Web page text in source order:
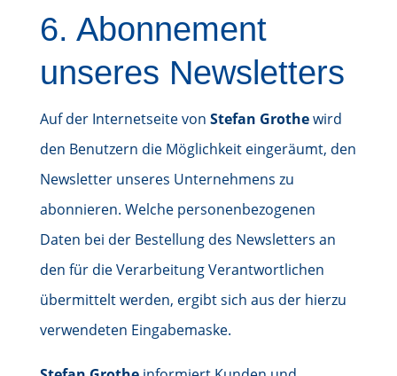
6. Abonnement
unseres Newsletters
Auf der Internetseite von Stefan Grothewird
den Benutzern die Möglichkeit eingeräumt, den
Newsletter unseres Unternehmens zu
abonnieren. Welche personenbezogenen
Daten bei der Bestellung des Newsletters an
den für die Verarbeitung Verantwortlichen
übermittelt werden, ergibt sich aus der hierzu
verwendeten Eingabemaske.